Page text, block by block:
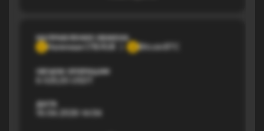
НАПРАВЛЕНИЕ ОБМЕНА
Наличные СПБ RUB Bitcoin BTC
ОБЪЕМ ОПЕРАЦИИ
ДАТА
16.04.2026 14:04